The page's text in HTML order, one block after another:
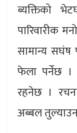
ब्यक्तिको
पारिवारीक
सामान्य सघंष
फेला पर्नेछ ।
रहनेछ ।
अब्बल